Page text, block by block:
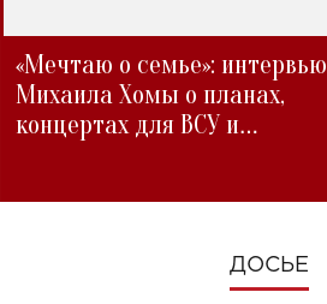
«Мечтаю о семье»: интервью
Михаила Хомы о планах,
концертах для ВСУ и
ДОСЬЕ